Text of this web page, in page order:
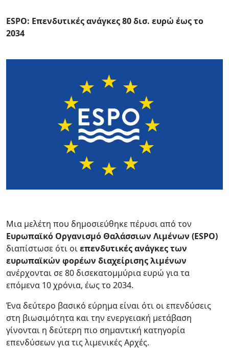
ESPO: Επενδυτικές ανάγκες 80 δισ. ευρώ έως το
2034
Μια μελέτη που δημοσιεύθηκε πέρυσι από τον
Ευρωπαϊκό Οργανισμό Θαλάσσιων Λιμένων (ESPO)
διαπίστωσε ότι οιεπενδυτικές ανάγκες των
ευρωπαϊκών φορέων διαχείρισης λιμένων
ανέρχονται σε 80 δισεκατομμύρια ευρώ για τα
επόμενα 10 χρόνια, έως το 2034.
Ένα δεύτερο βασικό εύρημα είναι ότι οι επενδύσεις
στη βιωσιμότητα και την ενεργειακή μετάβαση
γίνονται η δεύτερη πιο σημαντική κατηγορία
επενδύσεων για τις λιμενικές Αρχές.